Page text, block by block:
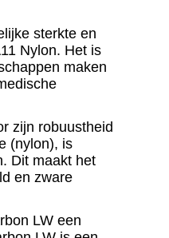
sterkte en
Nylon. Het is
maken
zijn robuustheid
(nylon), is
Dit maakt het
en zware
LW een